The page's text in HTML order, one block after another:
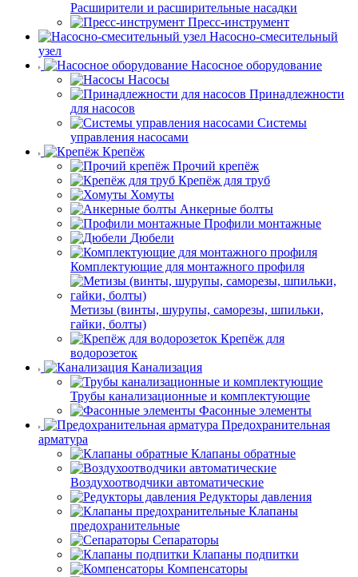
Расширители и расширительные насадки
Пресс-инструмент
Насосно-смесительный
узел
Насосное оборудование
Насосы
Принадлежности
для насосов
Системы
управления насосами
Крепёж
Прочий крепёж
Крепёж для труб
Хомуты
Анкерные болты
Профили монтажные
Дюбели
Комплектующие для монтажного профиля
Метизы (винты, шурупы, саморезы, шпильки,
гайки, болты)
Крепёж для
водорозеток
Канализация
Трубы канализационные и комплектующие
Фасонные элементы
Предохранительная
арматура
Клапаны обратные
Воздухоотводчики автоматические
Редукторы давления
Клапаны
предохранительные
Сепараторы
Клапаны подпитки
Компенсаторы